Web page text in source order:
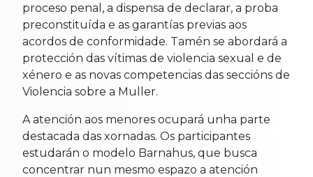
proceso penal, a dispensa de declarar, a proba
preconstituída e as garantías previas aos
acordos de conformidade. Tamén se abordará a
protección das vítimas de violencia sexual e de
xénero e as novas competencias das seccións de
Violencia sobre a Muller.
A atención aos menores ocupará unha parte
destacada das xornadas. Os participantes
estudarán o modelo Barnahus, que busca
concentrar nun mesmo espazo a atención